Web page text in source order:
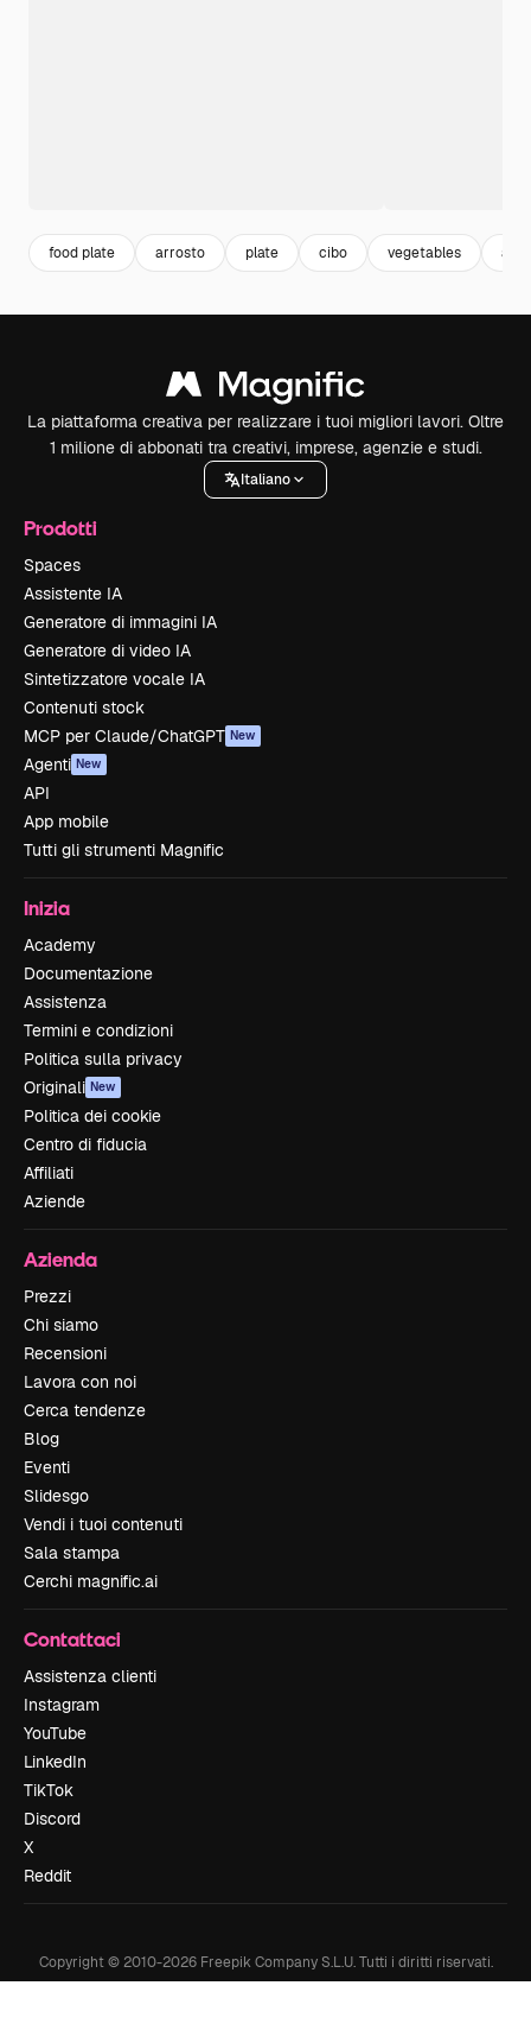
food plate arrosto plate cibo vegetables
La piattaforma creativa per realizzare i tuoi migliori lavori. Oltre
1 milione di abbonati tra creativi, imprese, agenzie e studi.
Italiano
Prodotti
Spaces
Assistente IA
Generatore di immagini IA
Generatore di video IA
Sintetizzatore vocale IA
Contenuti stock
MCP per Claude/ChatGPT New
Agenti New
API
App mobile
Tutti gli strumenti Magnific
Inizia
Academy
Documentazione
Assistenza
Termini e condizioni
Politica sulla privacy
Originali New
Politica dei cookie
Centro di fiducia
Affiliati
Aziende
Azienda
Prezzi
Chi siamo
Recensioni
Lavora con noi
Cerca tendenze
Blog
Eventi
Slidesgo
Vendi i tuoi contenuti
Sala stampa
Cerchi magnific.ai
Contattaci
Assistenza clienti
Instagram
YouTube
LinkedIn
TikTok
Discord
X
Reddit
Copyright © 2010-2026Freepik Company S.L.U. Tutti i diritti riservati.